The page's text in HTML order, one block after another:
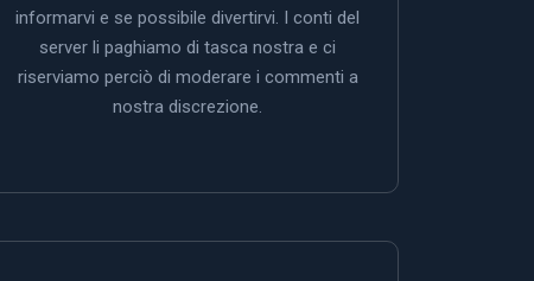
informarvi e se possibile divertirvi. I conti del
server li paghiamo di tasca nostra e ci
riserviamo perciò di moderare i commenti a
nostra discrezione.